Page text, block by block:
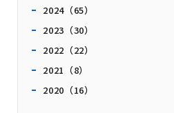
2024（65）
2023（30）
2022（22）
2021（8）
2020（16）